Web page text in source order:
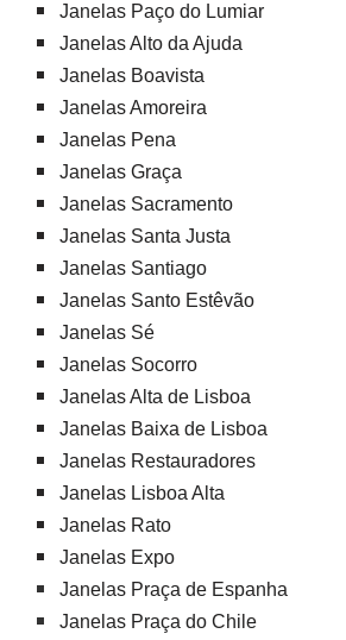
Janelas Paço do Lumiar
Janelas Alto da Ajuda
Janelas Boavista
Janelas Amoreira
Janelas Pena
Janelas Graça
Janelas Sacramento
Janelas Santa Justa
Janelas Santiago
Janelas Santo Estêvão
Janelas Sé
Janelas Socorro
Janelas Alta de Lisboa
Janelas Baixa de Lisboa
Janelas Restauradores
Janelas Lisboa Alta
Janelas Rato
Janelas Expo
Janelas Praça de Espanha
Janelas Praça do Chile